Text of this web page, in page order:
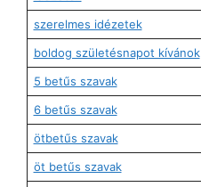
szerelmes idézetek
boldog születésnapot kívánok
5 betűs szavak
6 betűs szavak
ötbetűs szavak
öt betűs szavak